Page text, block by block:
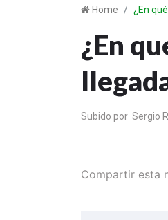
Home ¿En
¿En
Subido por Sergio
Compartir esta